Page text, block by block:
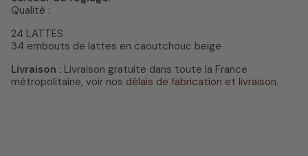
Qualité :
24 LATTES
34 embouts de lattes en caoutchouc beige
Livraison : Livraison gratuite dans toute la France
métropolitaine, voir nos délais de fabrication et livraison.